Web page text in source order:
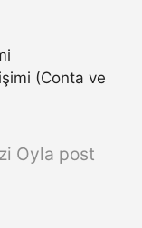
(Conta ve
Oyla post